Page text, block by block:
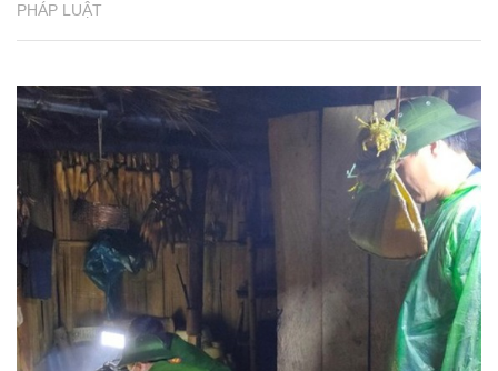
PHÁP LUẬT